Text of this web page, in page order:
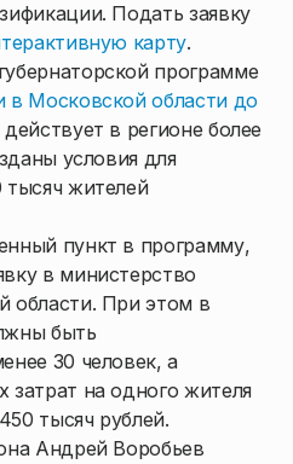
Подать заявку
карту.
программе
в Московской области до
в регионе более
условия для
тысяч жителей
пункт в программу,
в министерство
области. При этом в
быть
30 человек, а
затрат на одного жителя
тысяч рублей.
Андрей Воробьев